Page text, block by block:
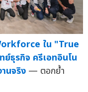
ใน "True
ธุรกิจ ครีเอทอินโน
นจริง — ตอกย้ำ